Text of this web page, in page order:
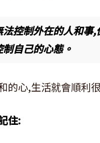
法控制外在的人和事,
制自己的心態。
的心,生活就會順利
住: